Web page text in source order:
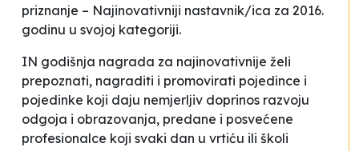
priznanje – Najinovativniji nastavnik/ica za 2016.
godinu u svojoj kategoriji.
IN godišnja nagrada za najinovativnije želi
prepoznati, nagraditi i promovirati pojedince i
pojedinke koji daju nemjerljiv doprinos razvoju
odgoja i obrazovanja, predane i posvećene
profesionalce koji svaki dan u vrtiću ili školi